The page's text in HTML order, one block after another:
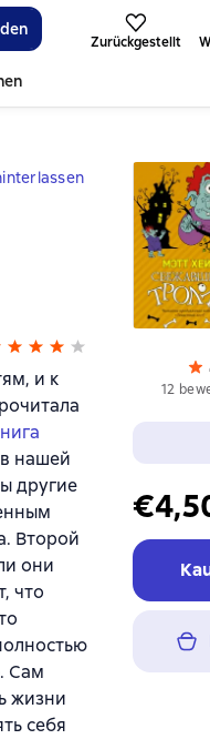
Zurückgestellt
и к
нашей
другие
Второй
они
что
Сам
жизни
себя
12